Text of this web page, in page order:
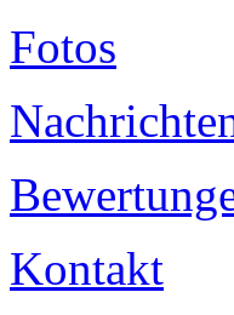
Fotos
Kontakt